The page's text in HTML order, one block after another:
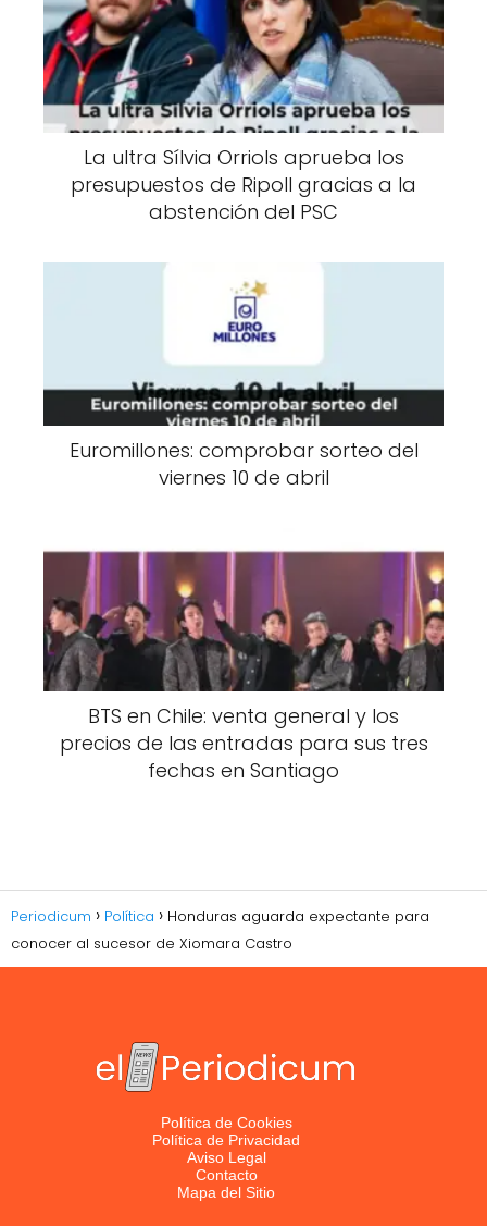
La ultra Sílvia Orriols aprueba los
presupuestos de Ripoll gracias a la
abstención del PSC
Euromillones: comprobar sorteo del
viernes 10 de abril
BTS en Chile: venta general y los
precios de las entradas para sus tres
fechas en Santiago
Periodicum Política
Honduras aguarda expectante para
conocer al sucesor de Xiomara Castro
Política de Cookies
Política de Privacidad
Aviso Legal
Contacto
Mapa del Sitio